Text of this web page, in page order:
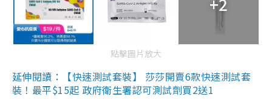
點擊圖片放大
延伸閱讀：【快速測試套裝】 莎莎開賣6款快速測試套
裝！最平$15起 政府衛生署認可測試劑買2送1